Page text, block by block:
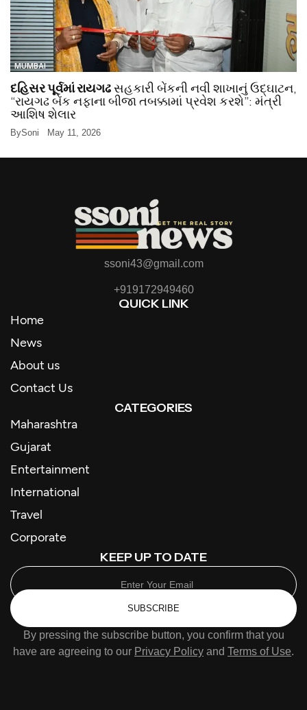
MUMBAI
દહિસર પૂર્વમાં રાયગઢસહકારી બેંકની નવી શાખાનું ઉદ્ઘાટન,
“રાયગઢ બેંક નફાના બીજા તબક્કામાં પ્રવેશ કરશે”: મંત્રી
આશિષ શેલાર
BySoni May 11, 2026
ssoni43@gmail.com
+919172949460
QUICK LINK
Home
News
About us
Contact Us
CATEGORIES
Maharashtra
Gujarat
Entertainment
International
Travel
Corporate
KEEP UP TO DATE
SUBSCRIBE
By pressing the subscribe button, you confirm that you
have are agreeing to our Privacy Policy and Terms of Use.